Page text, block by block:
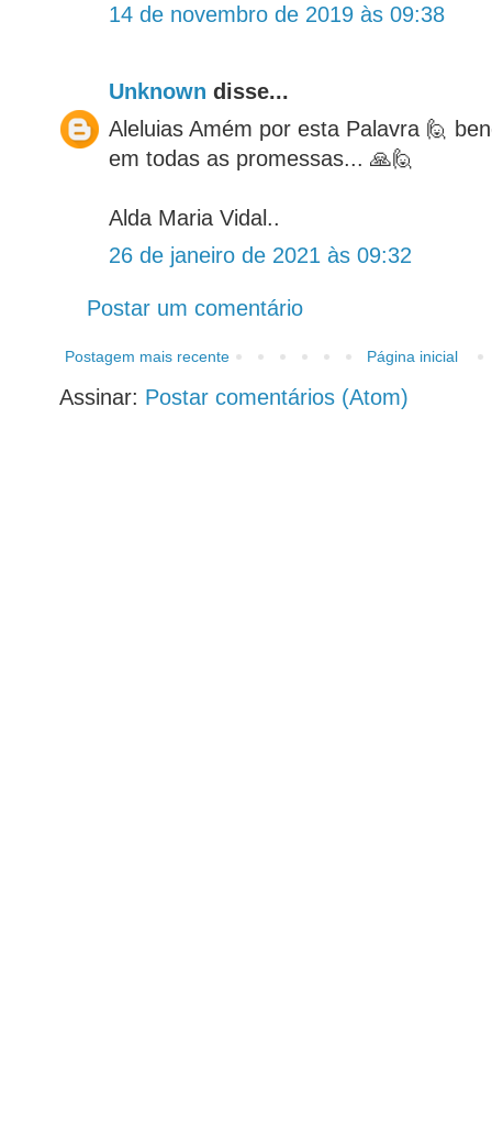
14 de novembro de 2019 às 09:38
Unknown disse...
Aleluias Amém por esta Palavra 🙋
em todas as promessas... 🙏🙋
Alda Maria Vidal..
26 de janeiro de 2021 às 09:32
Postar um comentário
Postagem mais recente Página inicial
Assinar: Postar comentários (Atom)